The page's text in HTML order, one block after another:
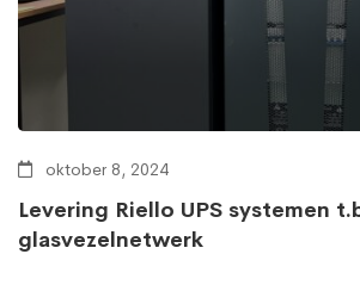
oktober 8, 2024
Levering Riello UPS systemen
glasvezelnetwerk